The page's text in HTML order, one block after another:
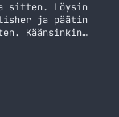
sitten. Löysin
ja päätin
Käänsinkin
viikolla ja tein
tein vielä lisää
Itselleni ehkä
teeman (jos et